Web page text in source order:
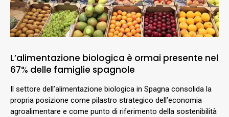
L’alimentazione biologica è ormai presente nel
67% delle famiglie spagnole
Il settore dell’alimentazione biologica in Spagna consolida la
propria posizione come pilastro strategico dell’economia
agroalimentare e come punto di riferimento della sostenibilità